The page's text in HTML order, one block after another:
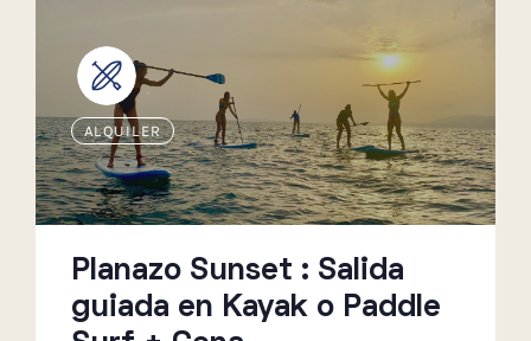
ALQUILER
Planazo Sunset : Salida
guiada en Kayak o Paddle